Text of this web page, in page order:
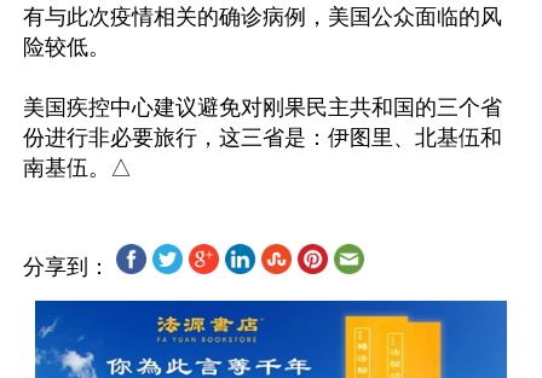
有与此次疫情相关的确诊病例，美国公众面临的风
险较低。
美国疾控中心建议避免对刚果民主共和国的三个省
份进行非必要旅行，这三省是：伊图里、北基伍和
分享到：